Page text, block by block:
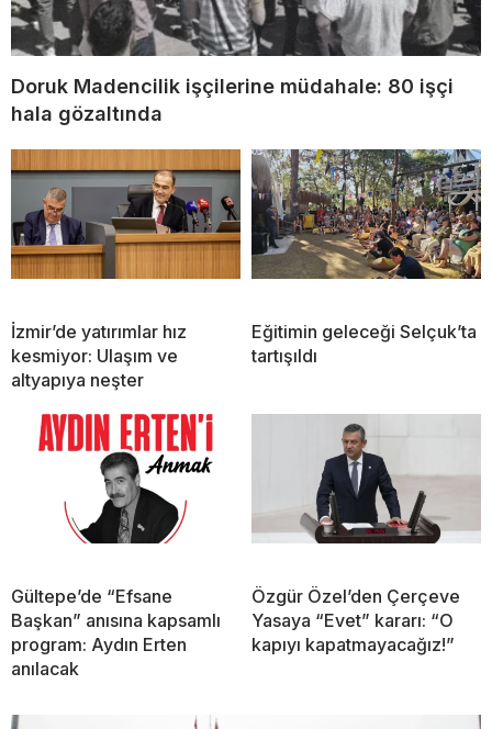
Doruk Madencilik işçilerine müdahale: 80 işçi
hala gözaltında
İzmir’de yatırımlar hız
kesmiyor: Ulaşım ve
altyapıya neşter
Eğitimin geleceği Selçuk’ta
tartışıldı
Gültepe’de “Efsane
Başkan” anısına kapsamlı
program: Aydın Erten
anılacak
Özgür Özel’den Çerçeve
Yasaya “Evet” kararı: “O
kapıyı kapatmayacağız!”